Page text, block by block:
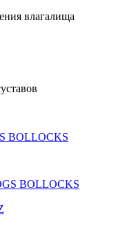
влагалища
BOLLOCKS